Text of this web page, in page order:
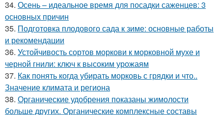
34. Осень – идеальное время для посадки саженцев: 3
основных причин
35. Подготовка плодового сада к зиме: основные работы
и рекомендации
36. Устойчивость сортов моркови к морковной мухе и
черной гнили: ключ к высоким урожаям
37. Как понять когда убирать морковь с грядки и что..
Значение климата и региона
38. Органические удобрения показаны жимолости
больше других. Органические комплексные составы